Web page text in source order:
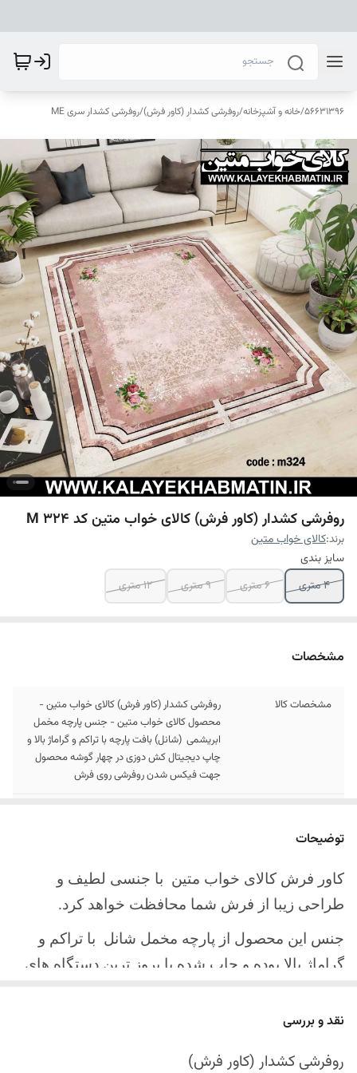
56631396
/خانه و آشپزخانه/روفرشی کشدار (کاور فرش)/روفرشی کشدار سری ME
روفرشی کشدار (کاور فرش) کالای خواب متین کد M 324
برند:کالای خواب متین
سایز بندی
4 متری
6 متری 9 متری 12 متری
مشخصات
مشخصات کالا
روفرشی کشدار (کاور فرش) کالای خواب متین -
محصول کالای خواب متین - جنس پارچه مخمل
ابریشمی (شانل) بافت پارچه با تراکم و گراماژ بالا و
چاپ دیجیتال کش دوزی در چهار گوشه محصول
جهت فیکس شدن روفرشی روی فرش
ارسال کالا
آینده
توضیحات
کاور فرش کالای خواب متین با جنسی لطیف و
طراحی زیبا از فرش شما محافظت خواهد کرد.
جنس این محصول از پارچه مخمل شانل با تراکم و
گراماژ بالا بوده و چاپ شده با بروز ترین دستگاه های
چهار گوشه این محصول با کش باکیفیت دوخته‌شده
نقد و بررسی
روفرشی کشدار (کاور فرش)